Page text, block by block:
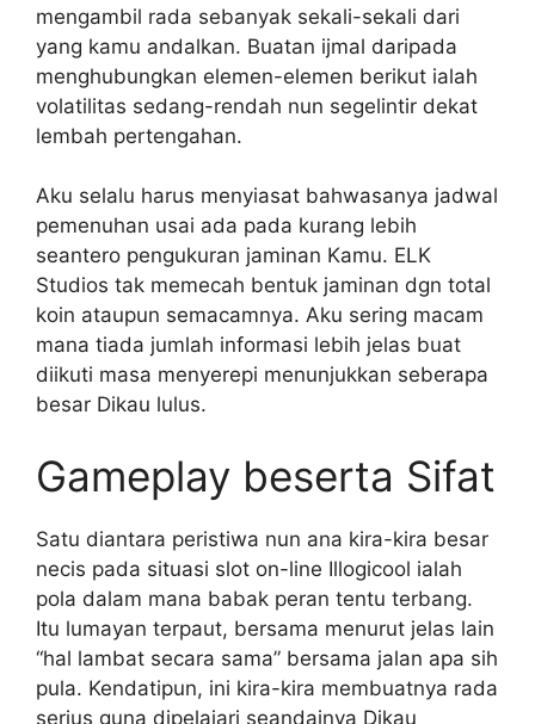
mengambil rada sebanyak sekali-sekali dari
yang kamu andalkan. Buatan ijmal daripada
menghubungkan elemen-elemen berikut ialah
volatilitas sedang-rendah nun segelintir dekat
lembah pertengahan.
Aku selalu harus menyiasat bahwasanya jadwal
pemenuhan usai ada pada kurang lebih
seantero pengukuran jaminan Kamu. ELK
Studios tak memecah bentuk jaminan dgn total
koin ataupun semacamnya. Aku sering macam
mana tiada jumlah informasi lebih jelas buat
diikuti masa menyerepi menunjukkan seberapa
besar Dikau lulus.
Gameplay beserta Sifat
Satu diantara peristiwa nun ana kira-kira besar
necis pada situasi slot on-line Illogicool ialah
pola dalam mana babak peran tentu terbang.
Itu lumayan terpaut, bersama menurut jelas lain
“hal lambat secara sama” bersama jalan apa sih
pula. Kendatipun, ini kira-kira membuatnya rada
serius guna dipelajari seandainya Dikau